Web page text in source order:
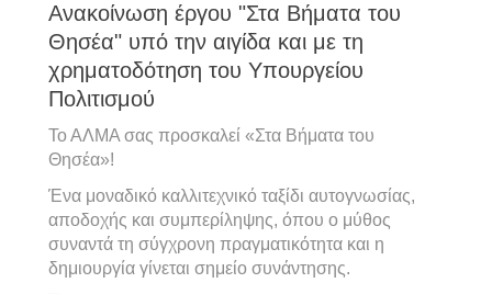
Ανακοίνωση έργου "Στα Βήματα του
Θησέα" υπό την αιγίδα και με τη
χρηματοδότηση του Υπουργείου
Πολιτισμού
Το ΑΛΜΑ σας προσκαλεί «Στα Βήματα του
Θησέα»!
Ένα μοναδικό καλλιτεχνικό ταξίδι αυτογνωσίας,
αποδοχής και συμπερίληψης, όπου ο μύθος
συναντά τη σύγχρονη πραγματικότητα και η
δημιουργία γίνεται σημείο συνάντησης.